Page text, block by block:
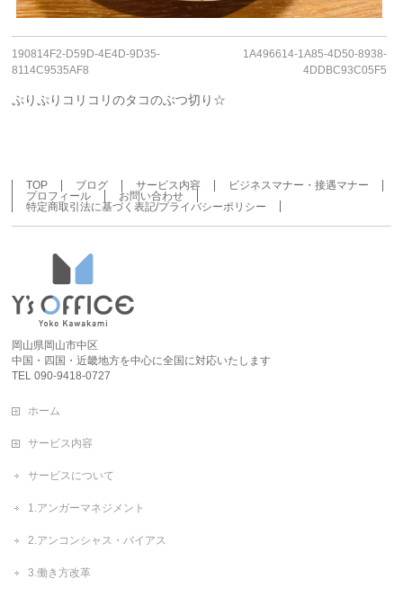
190814F2-D59D-4E4D-9D35-
8114C9535AF8
1A496614-1A85-4D50-8938-
4DDBC93C05F5
ぷりぷりコリコリのタコのぶつ切り☆
TOP ブログ サービス内容
ビジネスマナー・接遇マナー
プロフィール
お問い合わせ
特定商取引法に基づく表記/プライバシーポリシー
岡山県岡山市中区
中国・四国・近畿地方を中心に全国に対応いたします
TEL 090-9418-0727
ホーム
サービス内容
サービスについて
1.アンガーマネジメント
2.アンコンシャス・バイアス
3.働き方改革